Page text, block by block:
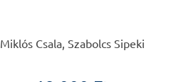
Miklós Csala, Szabolcs Sipeki